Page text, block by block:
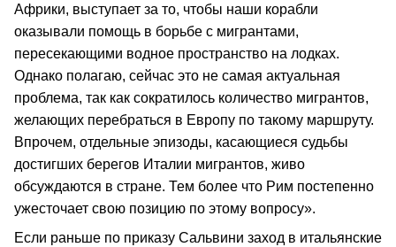
Африки, выступает за то, чтобы наши корабли
оказывали помощь в борьбе с мигрантами,
пересекающими водное пространство на лодках.
Однако полагаю, сейчас это не самая актуальная
проблема, так как сократилось количество мигрантов,
желающих перебраться в Европу по такому маршруту.
Впрочем, отдельные эпизоды, касающиеся судьбы
достигших берегов Италии мигрантов, живо
обсуждаются в стране. Тем более что Рим постепенно
ужесточает свою позицию по этому вопросу».
Если раньше по приказу Сальвини заход в итальянские